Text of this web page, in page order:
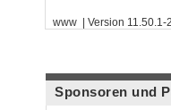
www | Version 11.50.1-
Sponsoren und